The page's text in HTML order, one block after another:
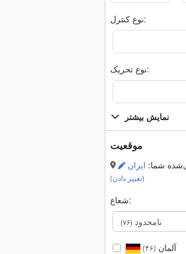
نوع کنترل:
نوع تحریک:
نمایش بیشتر
موقعیت
شما: ایران
(تغییر دادن)
شعاع:
نامحدود (۷۶)
آلمان(۴۶) Schechtl Lbx 200 Ras